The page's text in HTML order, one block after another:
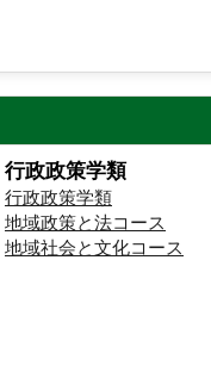
行政政策学類
行政政策学類
地域政策と法コース
地域社会と文化コース